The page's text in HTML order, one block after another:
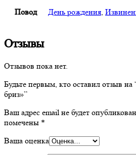
Повод День рождения,
Отзывы
Отзывов пока нет.
Будьте первым, кто оставил отзыв
бриз»”
Ваш адрес email не будет
помечены *
Ваша оценка